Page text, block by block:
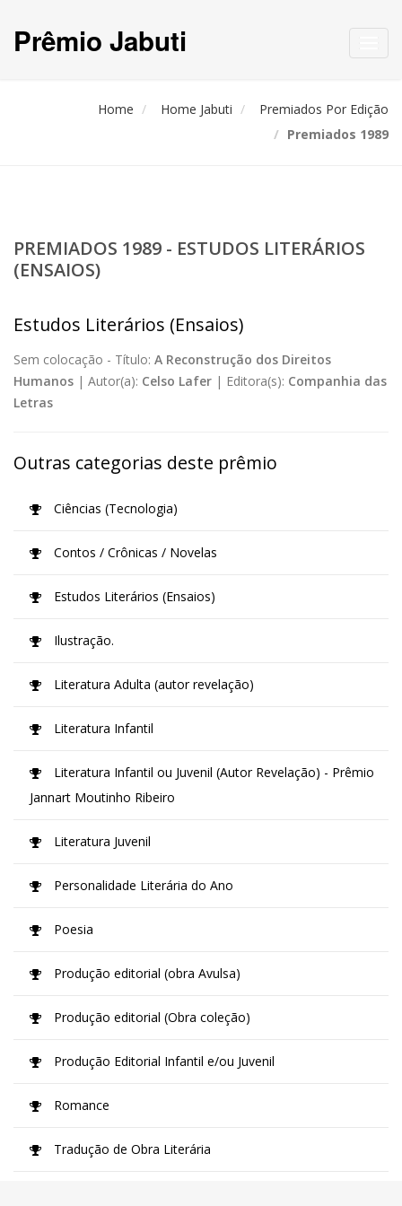
Prêmio Jabuti
Home Home Jabuti
Premiados Por Edição
Premiados 1989
PREMIADOS 1989 - ESTUDOS LITERÁRIOS
(ENSAIOS)
Estudos Literários (Ensaios)
Sem colocação - Título: A Reconstrução dos Direitos
Humanos | Autor(a): Celso Lafer | Editora(s): Companhia das
Letras
Outras categorias deste prêmio
Ciências (Tecnologia)
Contos / Crônicas / Novelas
Estudos Literários (Ensaios)
Ilustração.
Literatura Adulta (autor revelação)
Literatura Infantil
Literatura Infantil ou Juvenil (Autor Revelação) - Prêmio
Jannart Moutinho Ribeiro
Literatura Juvenil
Personalidade Literária do Ano
Poesia
Produção editorial (obra Avulsa)
Produção editorial (Obra coleção)
Produção Editorial Infantil e/ou Juvenil
Romance
Tradução de Obra Literária